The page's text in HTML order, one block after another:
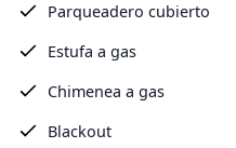
Parqueadero cubierto
Estufa a gas
Chimenea a gas
Blackout